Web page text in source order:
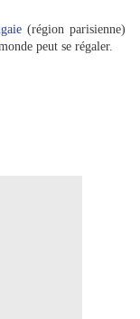
(région parisienne)
peut se régaler.